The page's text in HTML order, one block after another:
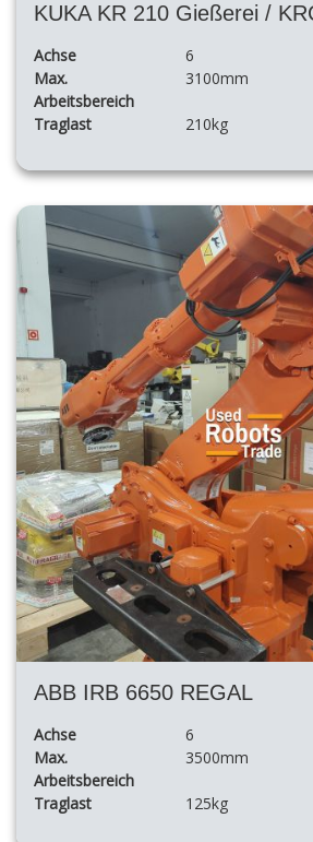
KUKA KR 210 Gießerei /
Achse
6
Max.
Arbeitsbereich
3100mm
Traglast 210kg
ABB IRB 6650 REGAL
Achse
6
Max.
Arbeitsbereich
3500mm
Traglast 125kg